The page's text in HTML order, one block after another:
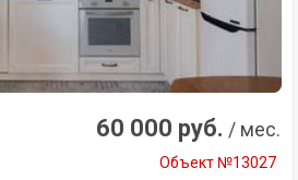
60 000 руб. / мес.
Объект №13027